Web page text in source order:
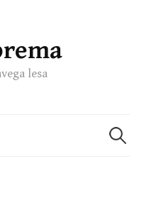
lesa